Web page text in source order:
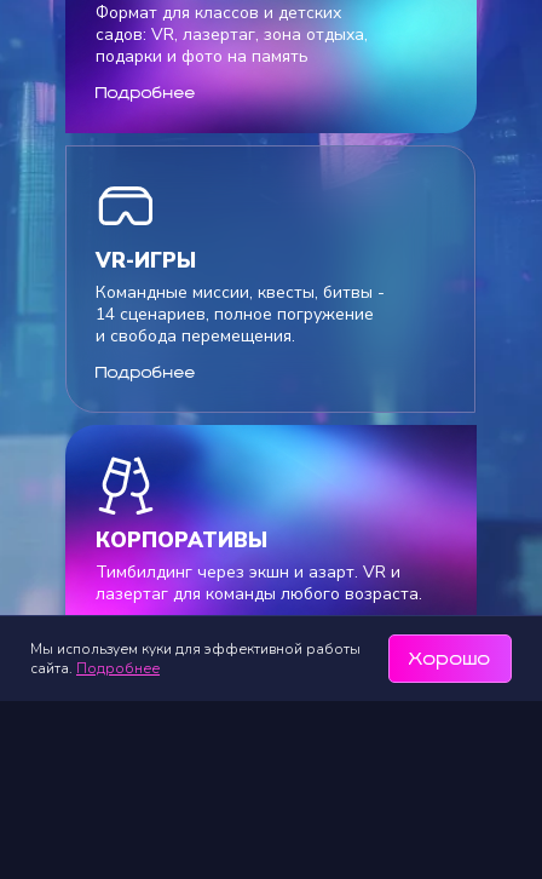
Max Telegram Позвонить
Мы используем куки для эффективной работы
сайта. Подробнее Хорошо
Тимбилдинг через экшн и азарт. VR и
лазертаг для команды любого возраста.
КОРПОРАТИВЫ
Подробнее
Командные миссии, квесты, битвы -
14 сценариев, полное погружение
и свобода перемещения.
VR-ИГРЫ
Подробнее
Формат для классов и детских
садов: VR, лазертаг, зона отдыха,
подарки и фото на память